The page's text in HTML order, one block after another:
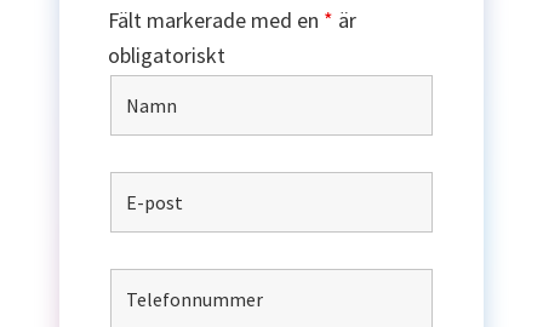
Fält markerade med en * är
obligatoriskt